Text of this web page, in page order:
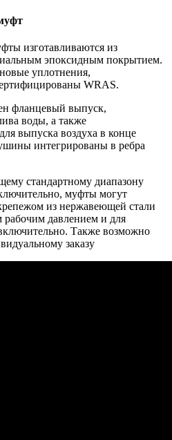
изготавливаются из
эпоксидным покрытием.
уплотнения,
WRAS.
фланцевый выпуск,
воды, а также
выпуска воздуха в конце
интегрированы в ребра
стандартному диапазону
муфты могут
из нержавеющей стали
рабочим давлением и для
Также возможно
заказу